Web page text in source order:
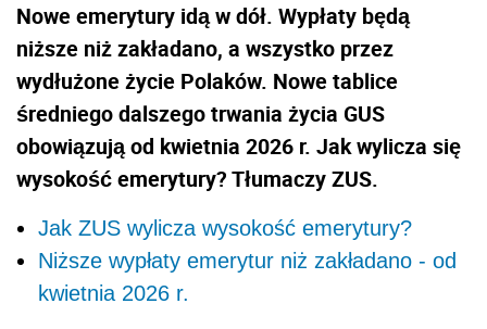
Nowe emerytury idą w dół. Wypłaty będą
niższe niż zakładano, a wszystko przez
wydłużone życie Polaków. Nowe tablice
średniego dalszego trwania życia GUS
obowiązują od kwietnia 2026 r. Jak wylicza się
wysokość emerytury? Tłumaczy ZUS.
Jak ZUS wylicza wysokość emerytury?
Niższe wypłaty emerytur niż zakładano - od
kwietnia 2026 r.